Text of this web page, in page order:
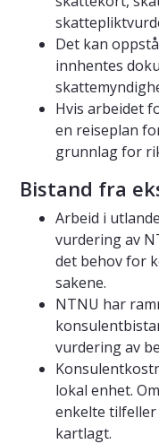
Det kan
innhentes
Hvis arbeidet
en reiseplan
grunnlag for
Bistand fra
Arbeid i
vurdering av
det behov for
sakene.
NTNU har
vurdering av
lokal enhet.
enkelte
kartlagt.